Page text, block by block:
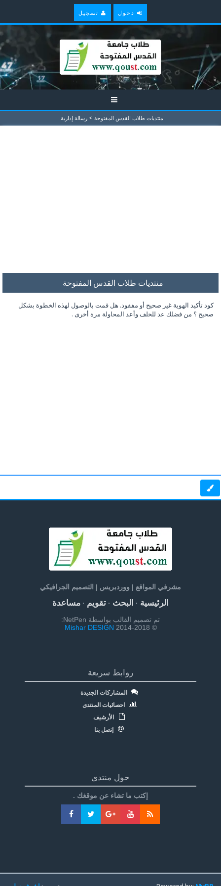
دخول تسجيل
منتديات طلاب القدس المفتوحة > رسالة إدارية
منتديات طلاب القدس المفتوحة
كود تأكيد الهوية غير صحيح أو مفقود. هل قمت بالوصول لهذه الخطوة بشكل
صحيح ؟ من فضلك عد للخلف وأعد المحاولة مرة أخرى .
مشرفي المواقع | ووردبريس | التصميم الجرافيكي
الرئيسية· البحث· تقويم· مساعدة
تم تصميم القالب بواسطة NetPen:
© 2014-2018
Mishar DESIGN
روابط سريعة
المشاركات الجديدة
احصائيات المنتدى
الأرشيف
إتصل بنا
حول منتدى
إكتب ما تشاء عن موقغك .